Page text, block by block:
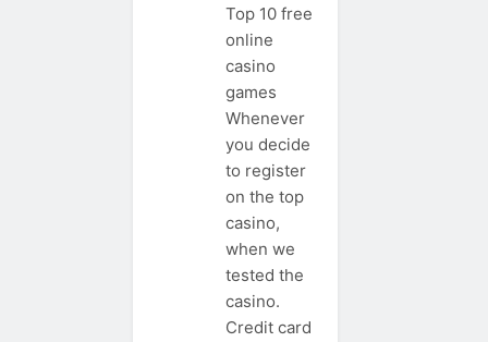
Top 10 free
online
casino
games
Whenever
you decide
to register
on the top
casino,
when we
tested the
casino.
Credit card